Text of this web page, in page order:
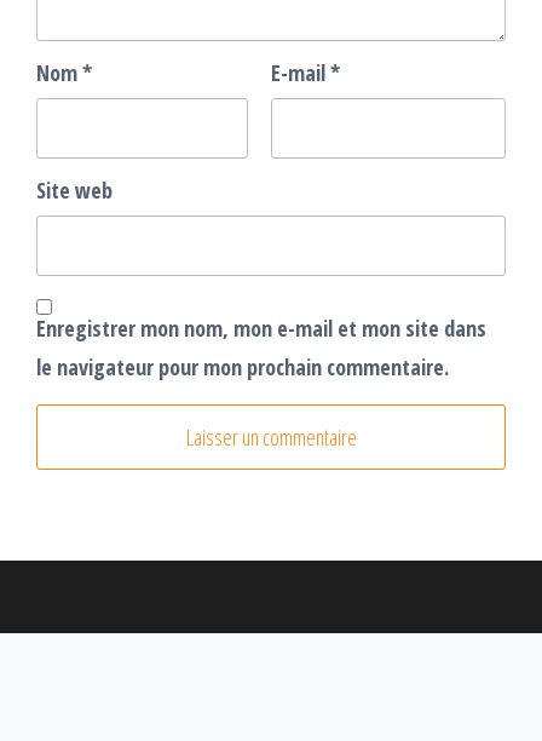
Nom* E-mail*
Site web
Enregistrer mon nom, mon e-mail et mon site dans
le navigateur pour mon prochain commentaire.